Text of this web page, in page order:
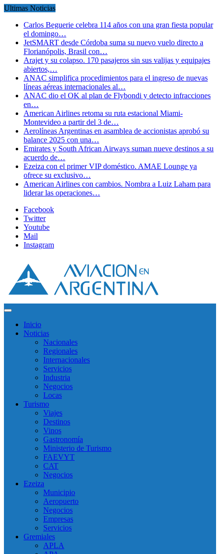
Ultimas Noticias
Carlos Beguerie celebra 114 años con una gran fiesta popular
el domingo…
JetSMART desde Córdoba suma su nuevo vuelo directo a
Florianópolis, Brasil con…
Arajet y su colapso. 170 pasajeros sin sus valijas y equipajes
abiertos,…
ANAC simplifica procedimientos para el ingreso de nuevas
líneas aéreas internacionales al…
ANAC dio el OK al plan de Flybondi y detecto infracciones
en…
American Airlines retoma su ruta estacional Miami-
Montevideo a partir del 3 de…
Aerolíneas Argentinas en asamblea de accionistas aprobó su
balance 2025 con una…
Emirates y South African Airways suman nueve destinos a su
acuerdo de…
Ezeiza con el primer VIP doméstico. AMAE Lounge ya
ofrece su exclusivo…
American Airlines con cambios. Nombra a Luiz Laham para
liderar las operaciones…
Facebook
Twitter
Youtube
Mail
Instagram
Inicio
Noticias
Nacionales
Regionales
Internacionales
Servicios
Industria
Negocios
Locas
Turismo
Viajes
Destinos
Vinos
Gastronomía
Ministerio de Turismo
FAEVYT
CAT
Negocios
Ezeiza
Municipio
Aeropuerto
Negocios
Empresas
Servicios
Gremiales
APLA